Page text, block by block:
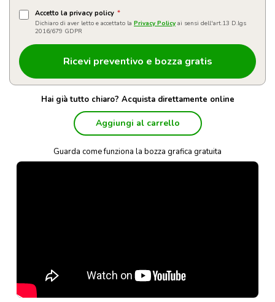
Accetto la privacy policy *
Dichiaro di aver letto e accettato la Privacy Policy ai sensi dell'art.13 D.lgs
2016/679 GDPR
Hai già tutto chiaro? Acquista direttamente online
Aggiungi al carrello
Guarda come funziona la bozza grafica gratuita